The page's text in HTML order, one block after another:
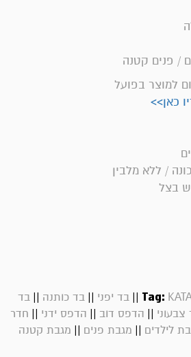
/ פנים קטנה
למוצר בפועל
כאן>>
/ ללא מלבין
בצל
Tag:
|| בד יפני || בד כותנה || בד
צבעוני || הדפס דוב || הדפס ידני || חדר
לילדים || מגבת פנים || מגבת קטנה